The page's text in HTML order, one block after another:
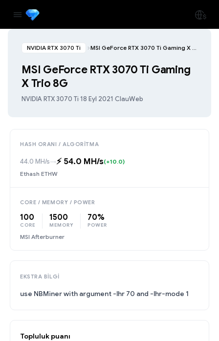
NVIDIA RTX 3070 Ti MSI GeForce RTX 3070 Ti Gaming X Trio 8G
MSI GeForce RTX 3070 Ti Gaming
X Trio 8G
NVIDIA RTX 3070 Ti·18 Eyl 2021·ClauWeb
HASH ORANI / ALGORITMA
44.0 MH/s→⚡️ 54.0 MH/s(+10.0)
Ethash ETHW
CORE / MEMORY / POWER
100
CORE
1500
MEMORY
70%
POWER
MSI Afterburner
EKSTRA BILGI
use NBMiner with argument -lhr 70 and -lhr-mode 1
Topluluk puanı